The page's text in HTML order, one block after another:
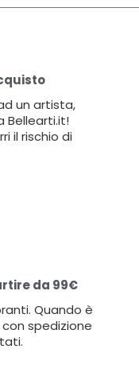
un artista,
Bellearti.it!
il rischio di
da 99€
Quando è
spedizione